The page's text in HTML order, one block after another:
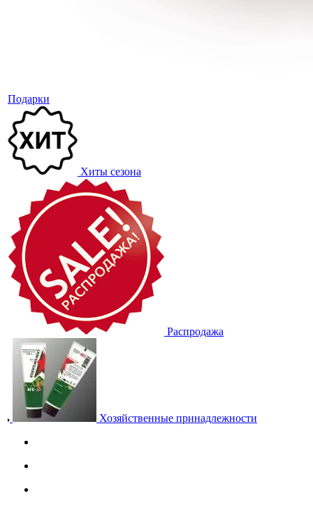
Подарки
Хиты сезона
Распродажа
Хозяйственные принадлежности